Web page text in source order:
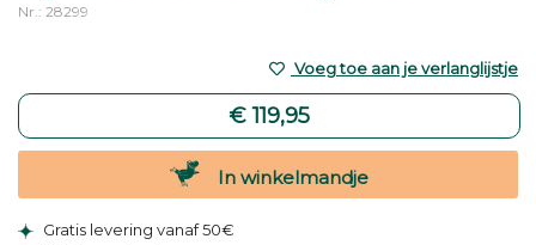
Nr.: 28299
€ 119,95
Voeg toe aan je verlanglijstje
In winkelmandje
Gratis levering vanaf 50€